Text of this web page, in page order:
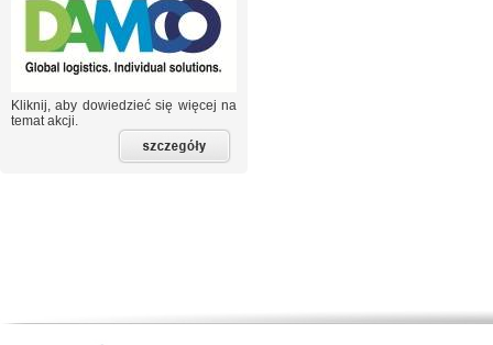
Kliknij, aby dowiedzieć się więcej na
temat akcji.